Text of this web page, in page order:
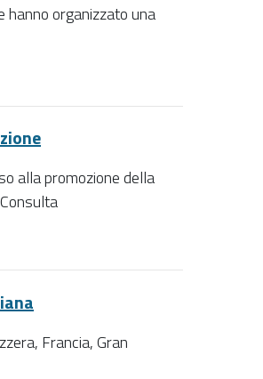
hanno organizzato una
alla promozione della
Francia, Gran